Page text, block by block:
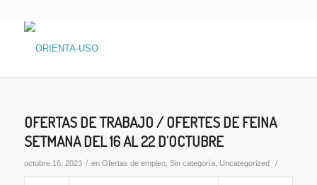
OFERTAS DE TRABAJO / OFERTES DE FEINA
SETMANA DEL 16 AL 22 D’OCTUBRE
octubre 16, 2023 / en Ofertas de empleo, Sin categoría, Uncategorized /